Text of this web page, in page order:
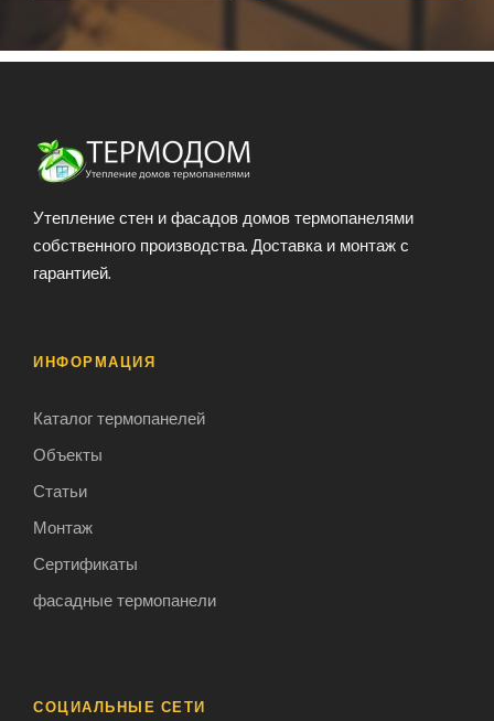
Утепление стен и фасадов домов термопанелями
собственного производства. Доставка и монтаж с
гарантией.
ИНФОРМАЦИЯ
Каталог термопанелей
Объекты
Статьи
Монтаж
Сертификаты
фасадные термопанели
СОЦИАЛЬНЫЕ СЕТИ